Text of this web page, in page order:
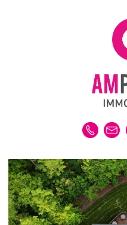
ALLE IMMOBILIEN
GEWERBE
DUBAI-IMMOBILIEN
REFERENZEN
MERKLISTE